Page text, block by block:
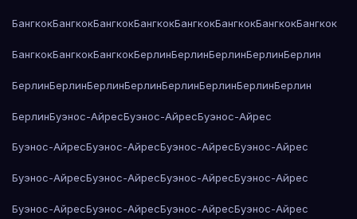
БангкокБангкокБангкокБангкокБангкокБангкокБангкокБангкок
БангкокБангкокБангкокБерлинБерлинБерлинБерлинБерлин
БерлинБерлинБерлинБерлинБерлинБерлинБерлинБерлин
БерлинБуэнос-АйресБуэнос-АйресБуэнос-Айрес
Буэнос-АйресБуэнос-АйресБуэнос-АйресБуэнос-Айрес
Буэнос-АйресБуэнос-АйресБуэнос-АйресБуэнос-Айрес
Буэнос-АйресБуэнос-АйресБуэнос-АйресБуэнос-Айрес